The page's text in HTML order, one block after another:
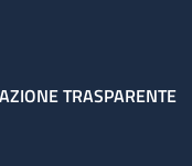
TRASPARENTE